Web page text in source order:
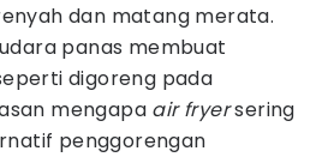
dan matang merata.
panas membuat
digoreng pada
mengapa air fryersering
penggorengan